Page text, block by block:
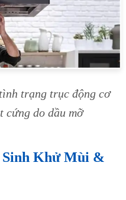
trạng trục động cơ
cứng do dầu mỡ
Sinh Khử Mùi &